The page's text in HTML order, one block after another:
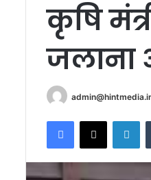
कृषि
जलाना
Facebook
X